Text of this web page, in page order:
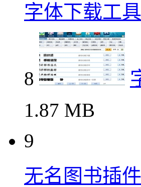
字体下载工
8
1.87 MB
9
无名图书插